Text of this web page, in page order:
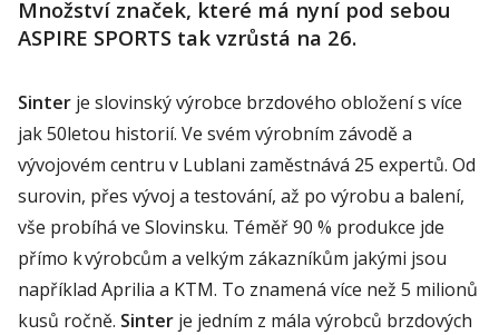
Množství značek, které má nyní pod sebou
ASPIRE SPORTS tak vzrůstá na 26.
Sinter je slovinský výrobce brzdového obložení s více
jak 50letou historií. Ve svém výrobním závodě a
vývojovém centru v Lublani zaměstnává 25 expertů. Od
surovin, přes vývoj a testování, až po výrobu a balení,
vše probíhá ve Slovinsku. Téměř 90 % produkce jde
přímo k výrobcům a velkým zákazníkům jakými jsou
například Aprilia a KTM. To znamená více než 5 milionů
kusů ročně. Sinter je jedním z mála výrobců brzdových